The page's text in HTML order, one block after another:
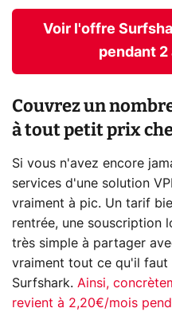
Voir l'offre
pendant 2
Couvrez un
à tout petit prix
Si vous n'avez encore
services d'une solution
vraiment à pic. Un tarif
rentrée, une souscription
très simple à partager
vraiment tout ce qu'il faut
Surfshark. Ainsi,
revient à 2,20€/mois